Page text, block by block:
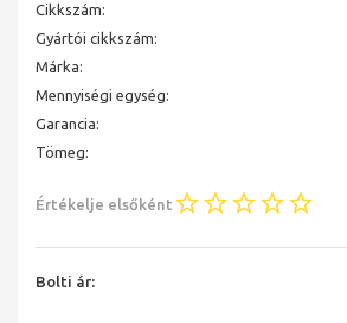
Cikkszám:
Gyártói cikkszám:
Márka:
Mennyiségi egység:
Garancia:
Tömeg:
Értékelje elsőként
Bolti ár: